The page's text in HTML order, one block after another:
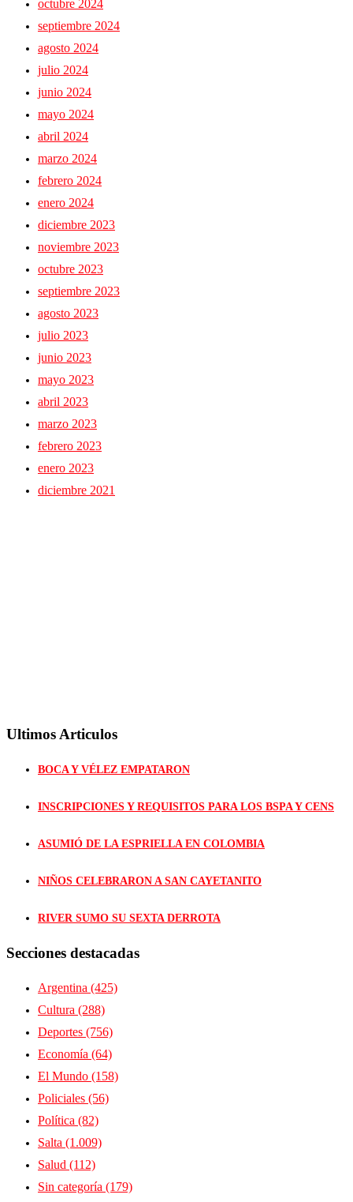
octubre 2024
septiembre 2024
agosto 2024
julio 2024
junio 2024
mayo 2024
abril 2024
marzo 2024
febrero 2024
enero 2024
diciembre 2023
noviembre 2023
octubre 2023
septiembre 2023
agosto 2023
julio 2023
junio 2023
mayo 2023
abril 2023
marzo 2023
febrero 2023
enero 2023
diciembre 2021
Ultimos Articulos
BOCA Y VÉLEZ EMPATARON
INSCRIPCIONES Y REQUISITOS PARA LOS BSPA Y CENS
ASUMIÓ DE LA ESPRIELLA EN COLOMBIA
NIÑOS CELEBRARON A SAN CAYETANITO
RIVER SUMO SU SEXTA DERROTA
Secciones destacadas
Argentina (425)
Cultura (288)
Deportes (756)
Economía (64)
El Mundo (158)
Policiales (56)
Política (82)
Salta (1.009)
Salud (112)
Sin categoría (179)